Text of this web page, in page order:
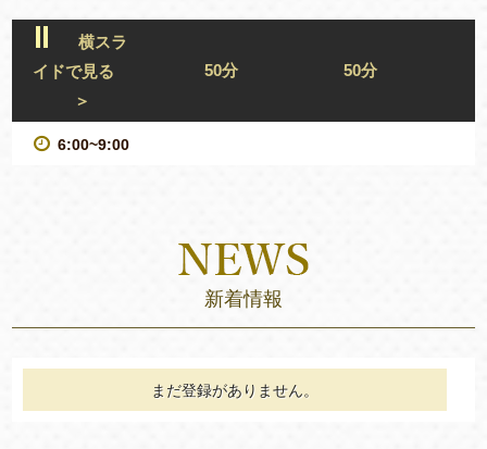
横スラ
イドで見る
＞
50分 50分
6:00~9:00
新着情報
まだ登録がありません。